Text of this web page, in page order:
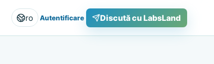
ro Autentificare Discută cu LabsLand